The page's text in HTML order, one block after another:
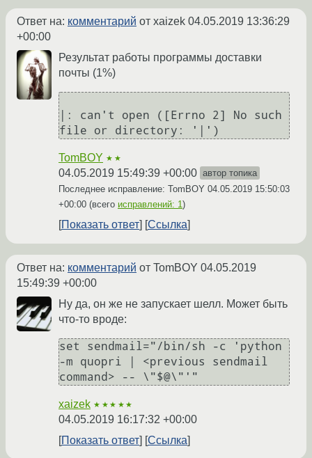
Ответ на: комментарий от xaizek 04.05.2019 13:36:29
+00:00
Результат работы программы доставки
почты (1%)
|: can't open ([Errno 2] No such
TomBOY ★★
04.05.2019 15:49:39 +00:00 автор топика
Последнее исправление: TomBOY 04.05.2019 15:50:03
+00:00 (всего исправлений: 1)
Показать ответ Ссылка
Ответ на: комментарий от TomBOY 04.05.2019
15:49:39 +00:00
Ну да, он же не запускает шелл. Может быть
что-то вроде:
set sendmail="/bin/sh -c 'python
-m quopri | <previous sendmail
xaizek ★★★★★
04.05.2019 16:17:32 +00:00
Показать ответ
Ссылка